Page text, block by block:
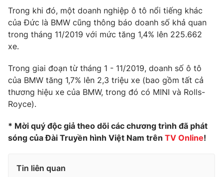
Sản phẩm
Thị trường
Lịch phát sóng
Chuyên mục khác
Emagazine Podcast
Video Shorts video
VTV Money
Trong khi đó, một doanh nghiệp ô tô nổi tiếng khác
của Đức là BMW cũng thông báo doanh số khả quan
trong tháng 11/2019 với mức tăng 1,4% lên 225.662
xe.
Trong giai đoạn từ tháng 1 - 11/2019, doanh số ô tô
của BMW tăng 1,7% lên 2,3 triệu xe (bao gồm tất cả
thương hiệu xe của BMW, trong đó có MINI và Rolls-
Royce).
* Mời quý độc giả theo dõi các chương trình đã phát
sóng của Đài Truyền hình Việt Nam trên TV Online!
Tin liên quan